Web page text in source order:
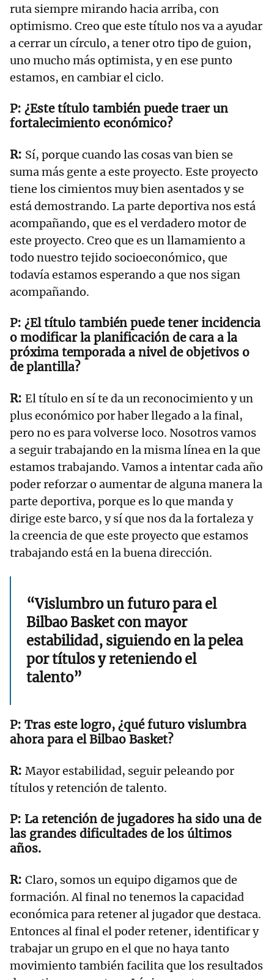
ruta siempre mirando hacia arriba, con
optimismo. Creo que este título nos va a ayudar
a cerrar un círculo, a tener otro tipo de guion,
uno mucho más optimista, y en ese punto
estamos, en cambiar el ciclo.
¿Este título también puede traer un
fortalecimiento económico?
Sí, porque cuando las cosas van bien se
suma más gente a este proyecto. Este proyecto
tiene los cimientos muy bien asentados y se
está demostrando. La parte deportiva nos está
acompañando, que es el verdadero motor de
este proyecto. Creo que es un llamamiento a
todo nuestro tejido socioeconómico, que
todavía estamos esperando a que nos sigan
acompañando.
¿El título también puede tener incidencia
o modificar la planificación de cara a la
próxima temporada a nivel de objetivos o
de plantilla?
El título en sí te da un reconocimiento y un
plus económico por haber llegado a la final,
pero no es para volverse loco. Nosotros vamos
a seguir trabajando en la misma línea en la que
estamos trabajando. Vamos a intentar cada año
poder reforzar o aumentar de alguna manera la
parte deportiva, porque es lo que manda y
dirige este barco, y sí que nos da la fortaleza y
la creencia de que este proyecto que estamos
trabajando está en la buena dirección.
“Vislumbro un futuro para el
Bilbao Basket con mayor
estabilidad, siguiendo en la pelea
por títulos y reteniendo el
talento”
Tras este logro, ¿qué futuro vislumbra
ahora para el Bilbao Basket?
Mayor estabilidad, seguir peleando por
títulos y retención de talento.
La retención de jugadores ha sido una de
las grandes dificultades de los últimos
años.
Claro, somos un equipo digamos que de
formación. Al final no tenemos la capacidad
económica para retener al jugador que destaca.
Entonces al final el poder retener, identificar y
trabajar un grupo en el que no haya tanto
movimiento también facilita que los resultados